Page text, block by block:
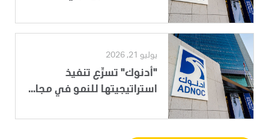
يوليو 21, 2026
"أدنوك" تسرِّع تنفيذ
استراتيجيتها للنمو في مجا...